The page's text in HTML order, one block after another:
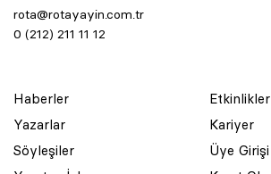
rota@rotayayin.com.tr
0 (212) 211 11 12
Haberler
Yazarlar
Söyleşiler
Etkinlikler
Kariyer
Üye Girişi